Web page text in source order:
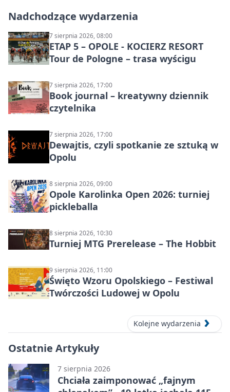
Nadchodzące wydarzenia
7 sierpnia 2026, 08:00
ETAP 5 – OPOLE - KOCIERZ RESORT
Tour de Pologne – trasa wyścigu
7 sierpnia 2026, 17:00
Book journal – kreatywny dziennik
czytelnika
7 sierpnia 2026, 17:00
Dewajtis, czyli spotkanie ze sztuką w
Opolu
8 sierpnia 2026, 09:00
Opole Karolinka Open 2026: turniej
pickleballa
8 sierpnia 2026, 10:30
Turniej MTG Prerelease – The Hobbit
9 sierpnia 2026, 11:00
Święto Wzoru Opolskiego – Festiwal
Twórczości Ludowej w Opolu
Kolejne wydarzenia
Ostatnie Artykuły
7 sierpnia 2026
Chciała zaimponować „fajnym